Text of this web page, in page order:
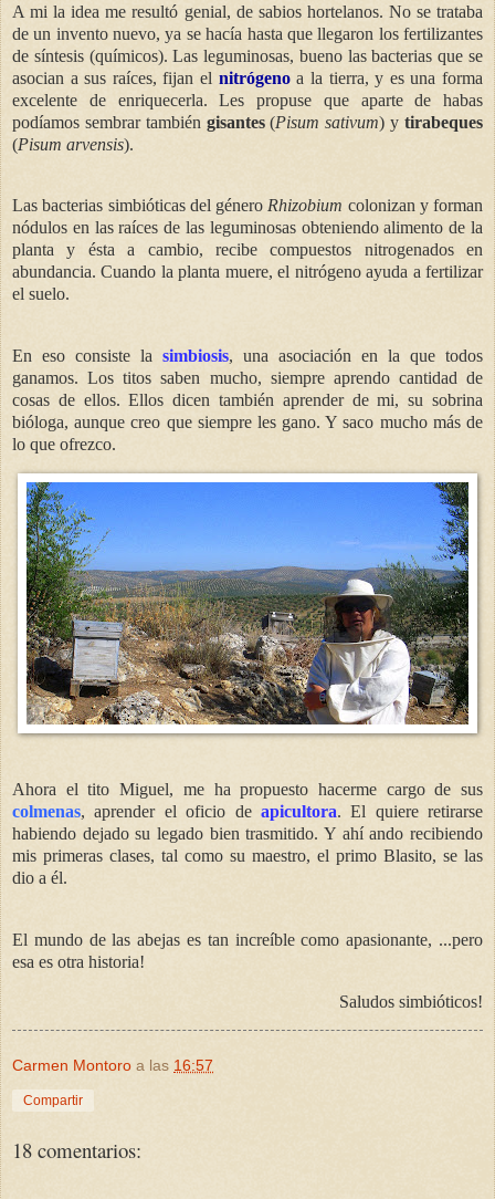
A mi la idea me resultó genial, de sabios hortelanos. No se trataba
de un invento nuevo, ya se hacía hasta que llegaron los fertilizantes
de síntesis (químicos). Las leguminosas, bueno las bacterias que se
asocian a sus raíces, fijan el nitrógenoa la tierra, y es una forma
excelente de enriquecerla. Les propuse que aparte de habas
podíamos sembrar también gisantes(Pisum sativum) ytirabeques
(Pisum arvensis).
Las bacterias simbióticas del géneroRhizobium colonizan y forman
nódulos en las raíces de las leguminosas obteniendo alimento de la
planta y ésta a cambio, recibe compuestos nitrogenados en
abundancia. Cuando la planta muere, el nitrógeno ayuda a fertilizar
el suelo.
En eso consiste la simbiosis, una asociación en la que todos
ganamos. Los titos saben mucho, siempre aprendo cantidad de
cosas de ellos. Ellos dicen también aprender de mi, su sobrina
bióloga, aunque creo que siempre les gano. Y saco mucho más de
lo que ofrezco.
Ahora el tito Miguel, me ha propuesto hacerme cargo de sus
colmenas, aprender el oficio de apicultora. El quiere retirarse
habiendo dejado su legado bien trasmitido. Y ahí ando recibiendo
mis primeras clases, tal como su maestro, el primo Blasito, se las
dio a él.
El mundo de las abejas es tan increíble como apasionante, ...pero
esa es otra historia!
Saludos simbióticos!
Carmen Montoro a las 16:57
Compartir
18 comentarios: